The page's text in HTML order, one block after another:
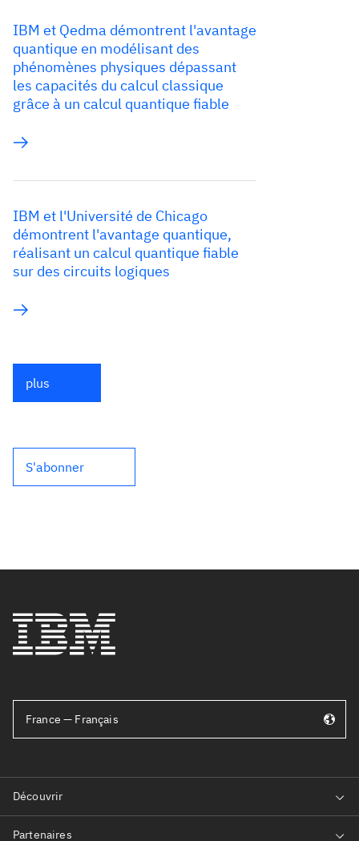
IBM et Qedma démontrent l'avantage
quantique en modélisant des
phénomènes physiques dépassant
les capacités du calcul classique
grâce à un calcul quantique fiable
IBM et l'Université de Chicago
démontrent l'avantage quantique,
réalisant un calcul quantique fiable
sur des circuits logiques
plus
S'abonner
France — Français